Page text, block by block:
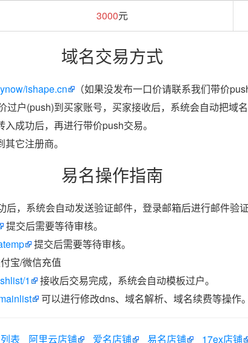
3000元
域名交易方式
ishape.cn
（如果没发布一口价请联系我们带价push
户(push)到买家账号，买家接收后，系统会自动把域名
成功后，再进行带价push交易。
它注册商。
易名操作指南
后，系统会自动发送验证邮件，登录邮箱后进行邮件验证
提交后需要等待审核。
提交后需要等待审核。
宝/微信充值
1
接收后交易完成，系统会自动模板过户。
可以进行修改dns、域名解析、域名续费等操作。
表 阿里云店铺 爱名店铺 易名店铺 17ex店铺